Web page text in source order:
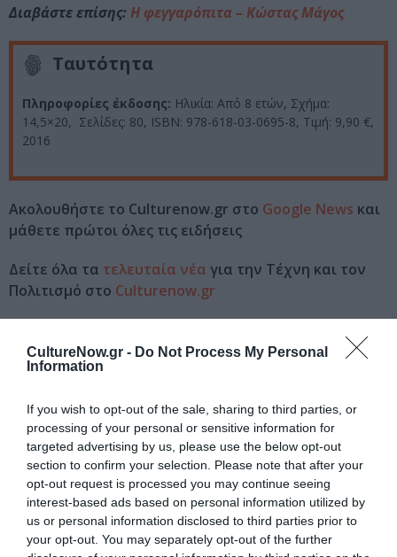
CultureNow.gr - Do Not Process My Personal
Information
If you wish to opt-out of the sale, sharing to third parties, or
processing of your personal or sensitive information for
targeted advertising by us, please use the below opt-out
section to confirm your selection. Please note that after your
opt-out request is processed you may continue seeing
interest-based ads based on personal information utilized by
us or personal information disclosed to third parties prior to
your opt-out. You may separately opt-out of the further
Διαβάστε επίσης: Η φεγγαρόπιτα – Κώστας Μάγος
Ταυτότητα
Πληροφορίες έκδοσης: Ηλικία: Από 8 ετών, Σχήμα:
14,5×20, Σελίδες: 80, ISBN: 978-618-03-0695-8, Τιμή: 9,90 €,
2016
Ακολουθήστε το Culturenow.gr στο Google News και
μάθετε πρώτοι όλες τις ειδήσεις
Δείτε όλα τα τελευταία νέα για την Τέχνη και τον
Πολιτισμό στο Culturenow.gr
ΕΚΔΟΣΕΙΣ ΚΕΔΡΟΣ ΕΚΔΟΣΕΙΣ ΜΕΤΑΙΧΜΙΟ
Newsletter
Κάθε βδομάδα στο e-mail σας τα τελευταία νέα για
την Τέχνη και τον Πολιτισμό!